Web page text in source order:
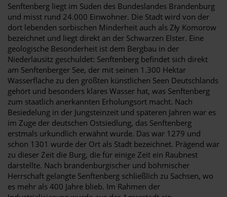
Senftenberg liegt im Süden des Bundeslandes Brandenburg
und misst rund 24.000 Einwohner. Die Stadt wird von der
dort lebenden sorbischen Minderheit auch als Zły Komorow
bezeichnet und liegt direkt an der Schwarzen Elster. Eine
geologische Besonderheit ist dem Bergbau in der
Niederlausitz geschuldet: Senftenberg befindet sich direkt
am Senftenberger See, der mit seinen 1.300 Hektar
Wasserfläche zu den größten künstlichen Seen Deutschlands
gehört und besonders klares Wasser hat, was Senftenberg
zum staatlich anerkannten Erholungsort macht. Nach
Besiedelung in der Jungsteinzeit und späteren Jahren war es
im Zuge der deutschen Ostsiedlung, das Senftenberg
erstmals urkundlich erwähnt wurde. Das war 1279 und
schon 1301 wurde der Ort als Stadt bezeichnet. Prägend war
zu dieser Zeit die Burg, die für einige Zeit ein Raubnest
darstellte. Nach brandenburgischer und böhmischer
Herrschaft gelangte Senftenberg schließlich zu Sachsen, wo
es mehr als 400 Jahre blieb. Im Rahmen der